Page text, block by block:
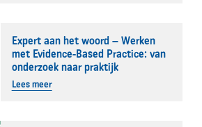
Expert aan het woord – Werken
met Evidence-Based Practice: van
onderzoek naar praktijk
Lees meer